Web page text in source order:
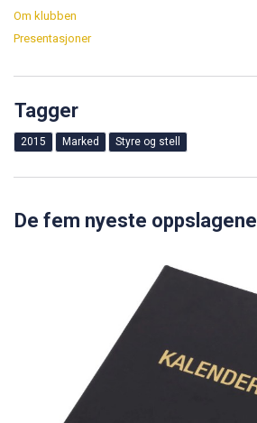
Om klubben
Presentasjoner
Tagger
2015 Marked Styre og stell
De fem nyeste oppslagene